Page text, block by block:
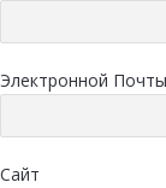
Электронной Почты
Сайт